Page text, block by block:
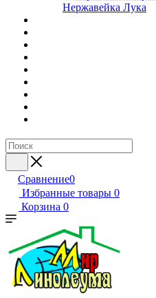
Нержавейка Лука
Сравнение0
Избранные товары 0
Корзина 0